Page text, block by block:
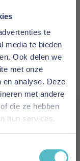
te
media te bieden
Ook delen we
met onze
en analyse. Deze
met andere
die ze hebben
hun services.